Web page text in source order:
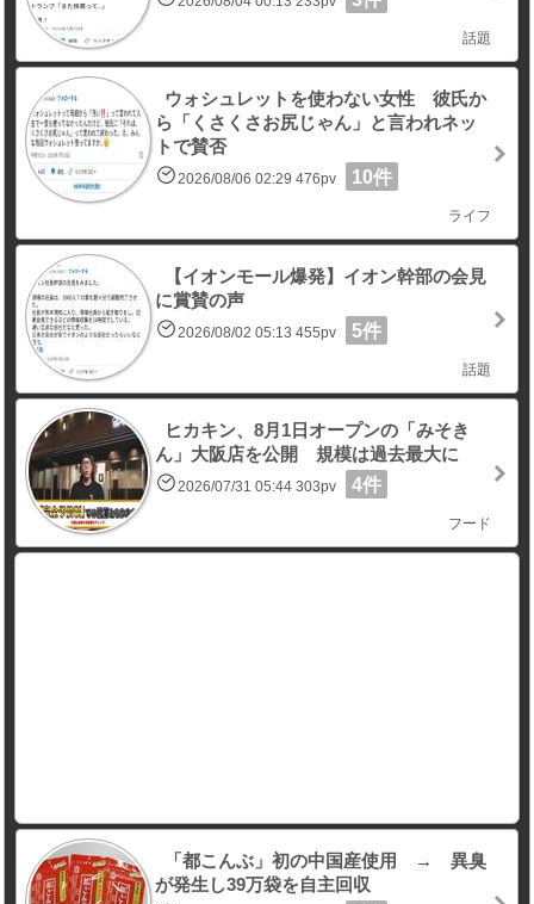
話題
ウォシュレットを使わない女性 彼氏か
ら「くさくさお尻じゃん」と言われネッ
トで賛否
2026/08/06 02:29 476pv 10件
ライフ
【イオンモール爆発】イオン幹部の会見
に賞賛の声
2026/08/02 05:13 455pv 5件
話題
ヒカキン、8月1日オープンの「みそき
ん」大阪店を公開 規模は過去最大に
2026/07/31 05:44 303pv 4件
フード
「都こんぶ」初の中国産使用 → 異臭
が発生し39万袋を自主回収